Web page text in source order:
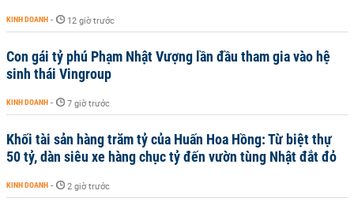
KINH DOANH - 12 giờ trước
Con gái tỷ phú Phạm Nhật Vượng lần đầu tham gia vào hệ
sinh thái Vingroup
KINH DOANH - 7 giờ trước
Khối tài sản hàng trăm tỷ của Huấn Hoa Hồng: Từ biệt thự
50 tỷ, dàn siêu xe hàng chục tỷ đến vườn tùng Nhật đắt đỏ
KINH DOANH - 2 giờ trước